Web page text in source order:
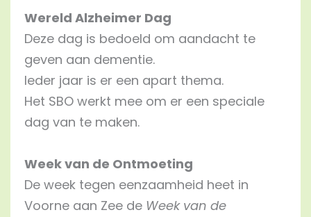
Wereld Alzheimer Dag
Deze dag is bedoeld om aandacht te
geven aan dementie.
Ieder jaar is er een apart thema.
Het SBO werkt mee om er een speciale
dag van te maken.
Week van de Ontmoeting
De week tegen eenzaamheid heet in
Voorne aan Zee de Week van de